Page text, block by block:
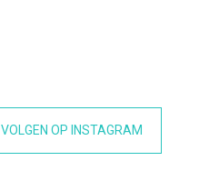
VOLGEN OP INSTAGRAM